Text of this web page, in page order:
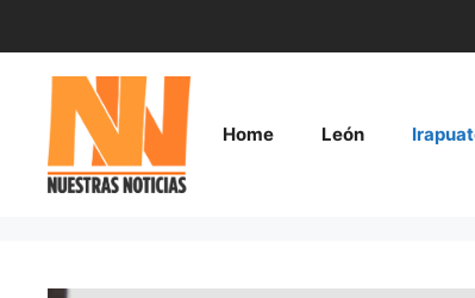
contenido
Home León